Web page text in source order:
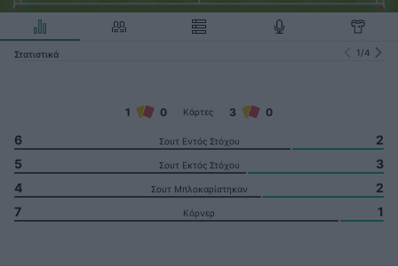
Στατιστικά 1 /4
1 0 Κάρτες 3 0
6 Σουτ Εντός Στόχου
2
5
Σουτ Εκτός Στόχου
3
4
Σουτ Μπλοκαρίστηκαν
2
7
Κόρνερ 1